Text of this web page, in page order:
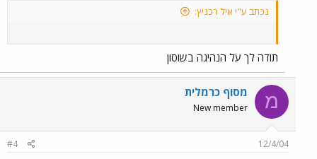
נכתב ע"י איל רכניץ:
תודה לך על הנהיגה בשוסון
מ מסוף כרמלית
New member
12/4/04
#4